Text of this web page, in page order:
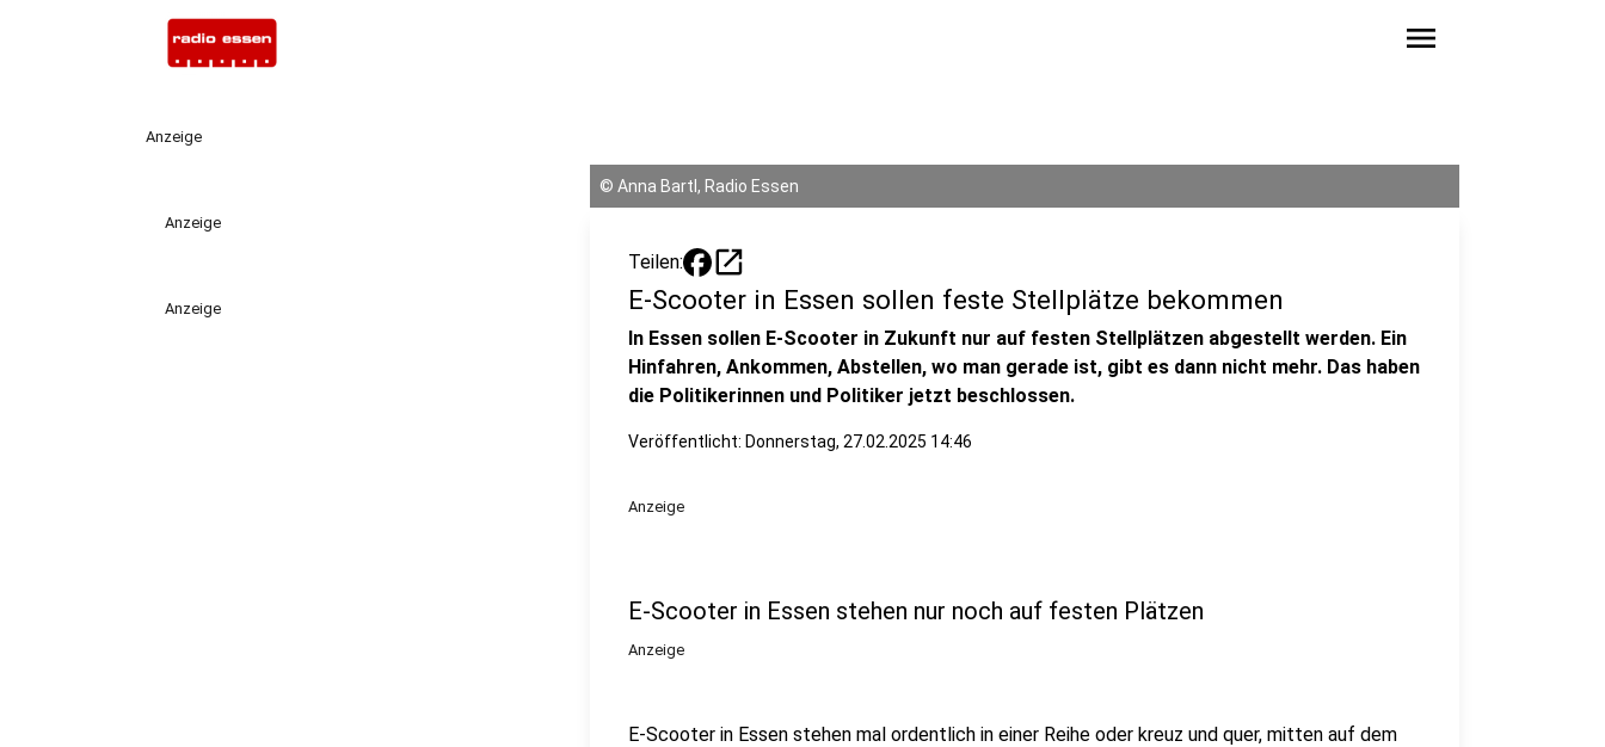
menu
Anzeige
Anzeige
Anzeige
© Anna Bartl, Radio Essen
Teilen: open_in_new
E-Scooter in Essen sollen feste Stellplätze bekommen
In Essen sollen E-Scooter in Zukunft nur auf festen Stellplätzen abgestellt werden. Ein
Hinfahren, Ankommen, Abstellen, wo man gerade ist, gibt es dann nicht mehr. Das haben
die Politikerinnen und Politiker jetzt beschlossen.
Veröffentlicht: Donnerstag, 27.02.2025 14:46
Anzeige
E-Scooter in Essen stehen nur noch auf festen Plätzen
Anzeige
E-Scooter in Essen stehen mal ordentlich in einer Reihe oder kreuz und quer, mitten auf dem